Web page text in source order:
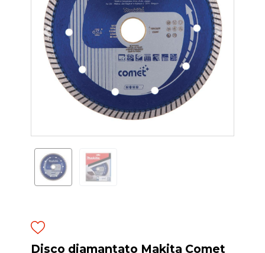
Disco diamantato Makita Comet